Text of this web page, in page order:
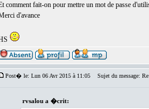
comment fait-on pour mettre un mot de passe
d'avance
Post� le: Lun 06 Avr 2015 à 11:05 Sujet du message:
rvsalou a �crit: